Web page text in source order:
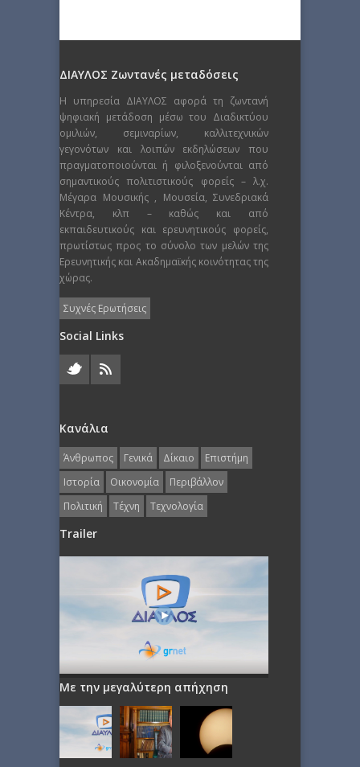
ΔΙΑΥΛΟΣ Ζωντανές μεταδόσεις
Η υπηρεσία ΔΙΑΥΛΟΣ αφορά τη ζωντανή
ψηφιακή μετάδοση μέσω του Διαδικτύου
ομιλιών, σεμιναρίων, καλλιτεχνικών
γεγονότων και λοιπών εκδηλώσεων που
πραγματοποιούνται ή φιλοξενούνται από
σημαντικούς πολιτιστικούς φορείς – λ.χ.
Μέγαρα Μουσικής , Μουσεία, Συνεδριακά
Κέντρα, κλπ – καθώς και από
εκπαιδευτικούς και ερευνητικούς φορείς,
πρωτίστως προς το σύνολο των μελών της
Ερευνητικής και Ακαδημαϊκής κοινότητας της
χώρας.
Συχνές Ερωτήσεις
Social Links
Κανάλια
Άνθρωπος Γενικά Δίκαιο
Επιστήμη
Ιστορία
Οικονομία
Περιβάλλον
Πολιτική
Τέχνη Τεχνολογία
Trailer
Με την μεγαλύτερη απήχηση